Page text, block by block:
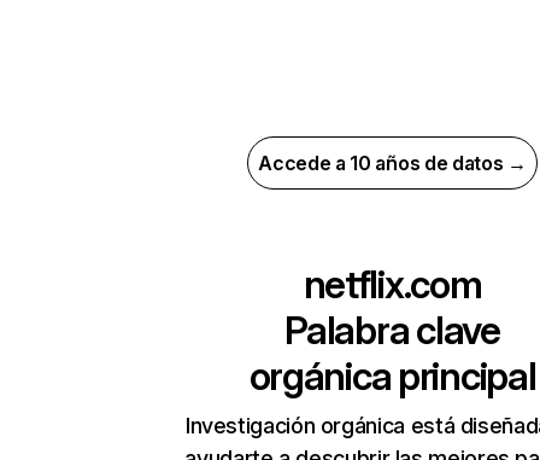
Accede a 10 años de datos →
netflix.com
Palabra clave
orgánica principal
Investigación orgánica está